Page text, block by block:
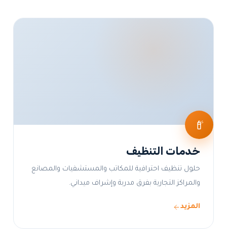
خدمات التنظيف
حلول تنظيف احترافية للمكاتب والمستشفيات والمصانع
والمراكز التجارية بفرق مدربة وإشراف ميداني.
المزيد